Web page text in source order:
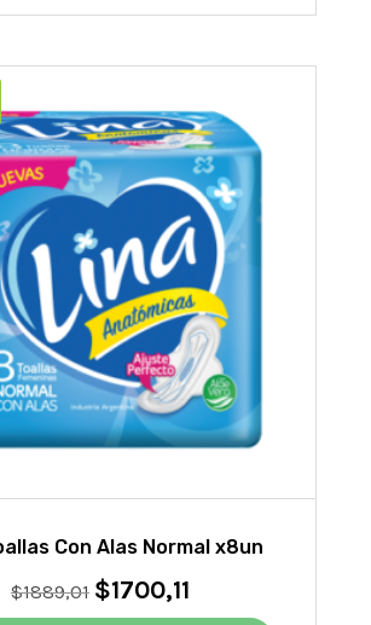
$8211,02.
$7389,92.
Con Alas Normal x8un
$1889,01 El
precio
$1700,11El
precio